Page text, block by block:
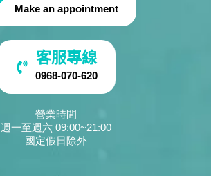
Make an appointment
客服專線
0968-070-620
營業時間
週一至週六 09:00~21:00
國定假日除外